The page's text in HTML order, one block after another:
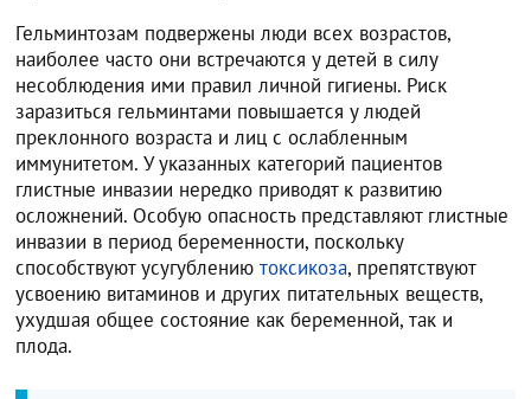
Гельминтозам подвержены люди всех возрастов,
наиболее часто они встречаются у детей в силу
несоблюдения ими правил личной гигиены. Риск
заразиться гельминтами повышается у людей
преклонного возраста и лиц с ослабленным
иммунитетом. У указанных категорий пациентов
глистные инвазии нередко приводят к развитию
осложнений. Особую опасность представляют глистные
инвазии в период беременности, поскольку
способствуют усугублениютоксикоза, препятствуют
усвоению витаминов и других питательных веществ,
ухудшая общее состояние как беременной, так и
плода.